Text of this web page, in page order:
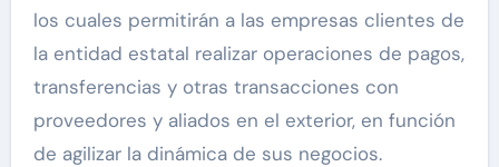
los cuales permitirán a las empresas clientes de
la entidad estatal realizar operaciones de pagos,
transferencias y otras transacciones con
proveedores y aliados en el exterior, en función
de agilizar la dinámica de sus negocios.